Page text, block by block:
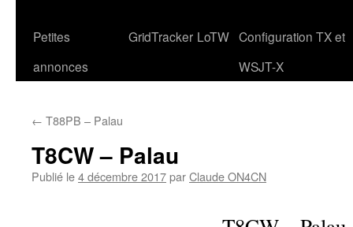
Petites
annonces
GridTracker LoTW Configuration TX et
WSJT-X
← T88PB – Palau
T8CW – Palau
Publié le4 décembre 2017parClaude ON4CN